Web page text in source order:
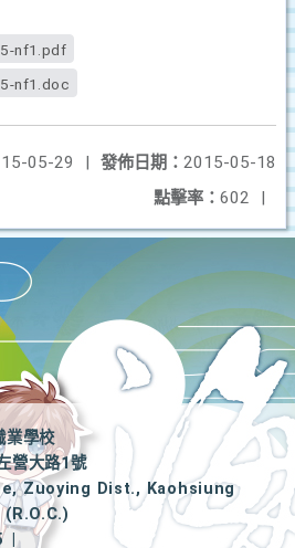
nf1.pdf
nf1.doc
發佈日期： 2015-05-18
05-29
|
點擊率： 602 |
業學校
營大路1號
Zuoying Dist., Kaohsiung
|